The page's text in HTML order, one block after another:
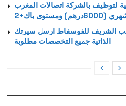
لتوظيف بالشركة اتصالات المغرب
الشريف للفوسفاط ارسل سيرتك
الذاتية جميع التخصصات مطلوبة